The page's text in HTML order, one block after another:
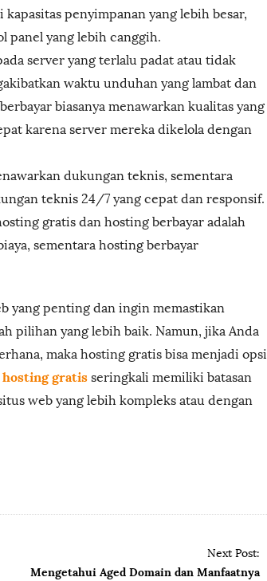
penyimpanan yang lebih besar,
panel yang lebih canggih.
server yang terlalu padat atau tidak
waktu unduhan yang lambat dan
biasanya menawarkan kualitas yang
karena server mereka dikelola dengan
dukungan teknis, sementara
teknis 24/7 yang cepat dan responsif.
gratis dan hosting berbayar adalah
sementara hosting berbayar
yang penting dan ingin memastikan
pilihan yang lebih baik. Namun, jika Anda
maka hosting gratis bisa menjadi opsi
hosting gratis seringkali memiliki batasan
web yang lebih kompleks atau dengan
Next Post:
Mengetahui Aged Domain dan Manfaatnya